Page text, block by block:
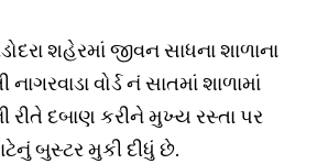
શહેરમાં જીવન સાધના શાળાના
વોર્ડ નં સાતમાં શાળામાં
રીતે દબાણ કરીને મુખ્ય રસ્તા પર
બુસ્ટર મુકી દીધું છે.